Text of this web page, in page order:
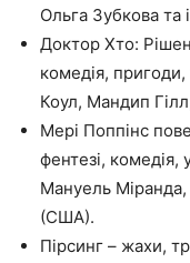
Ольга Зубкова та
Доктор Хто:
комедія, пригоди,
Коул, Мандип
Мері Поппінс
фентезі, комедія,
Мануель Міранда,
(США).
Пірсинг – жахи,